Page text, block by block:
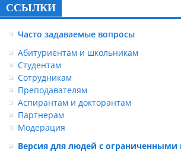
ССЫЛКИ
Часто задаваемые вопросы
Абитуриентам и школьникам
Студентам
Сотрудникам
Преподавателям
Аспирантам и докторантам
Партнерам
Модерация
Версия для людей с